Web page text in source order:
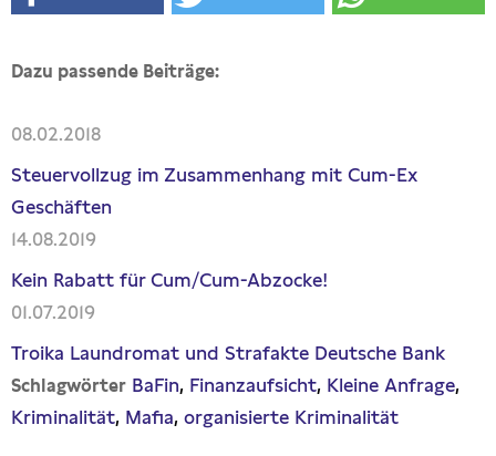
Dazu passende Beiträge:
08.02.2018
Steuervollzug im Zusammenhang mit Cum-Ex
Geschäften
14.08.2019
Kein Rabatt für Cum/Cum-Abzocke!
01.07.2019
Troika Laundromat und Strafakte Deutsche Bank
Schlagwörter BaFin Finanzaufsicht Kleine Anfrage
Kriminalität Mafia organisierte Kriminalität